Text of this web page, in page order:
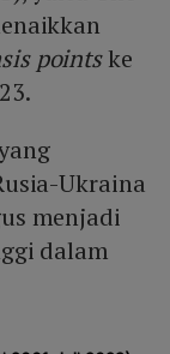
pointske
Ukraina
menjadi
dalam